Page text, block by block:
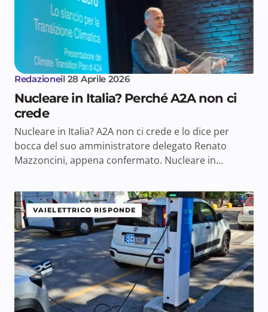
Redazioneil 28 Aprile 2026
Nucleare in Italia? Perché A2A non ci
crede
Nucleare in Italia? A2A non ci crede e lo dice per
bocca del suo amministratore delegato Renato
Mazzoncini, appena confermato. Nucleare in…
VAIELETTRICO RISPONDE